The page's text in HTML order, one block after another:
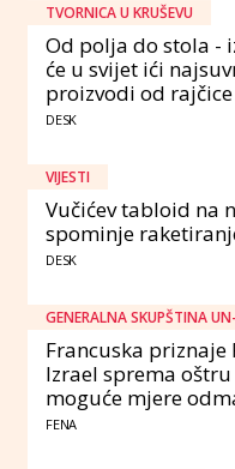
TVORNICA U KRUŠEVU
Od polja do stola -
će u svijet ići
proizvodi od rajčice
DESK
VIJESTI
Vučićev tabloid na
spominje
DESK
GENERALNA SKUPŠTINA
Francuska priznaje
Izrael sprema
moguće mjere
FENA